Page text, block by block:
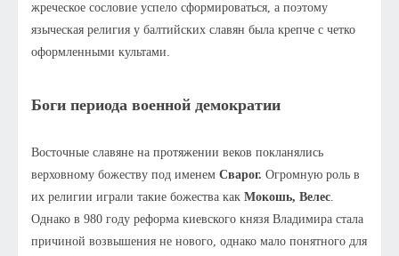
жреческое сословие успело сформироваться, а поэтому
языческая религия у балтийских славян была крепче с четко
оформленными культами.
Боги периода военной демократии
Восточные славяне на протяжении веков покланялись
верховному божеству под именем Сварог. Огромную роль в
их религии играли такие божества как Мокошь, Велес.
Однако в 980 году реформа киевского князя Владимира стала
причиной возвышения не нового, однако мало понятного для